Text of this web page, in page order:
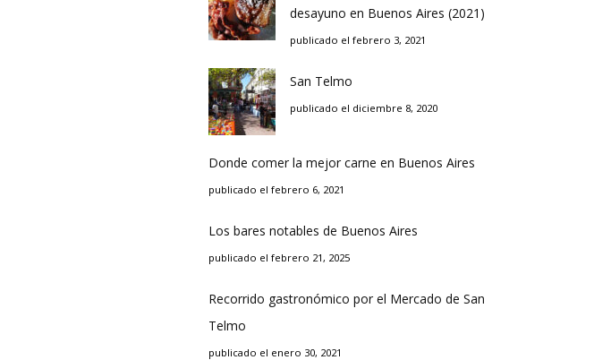
desayuno en Buenos Aires (2021)
publicado el febrero 3, 2021
San Telmo
publicado el diciembre 8, 2020
Donde comer la mejor carne en Buenos Aires
publicado el febrero 6, 2021
Los bares notables de Buenos Aires
publicado el febrero 21, 2025
Recorrido gastronómico por el Mercado de San
Telmo
publicado el enero 30, 2021